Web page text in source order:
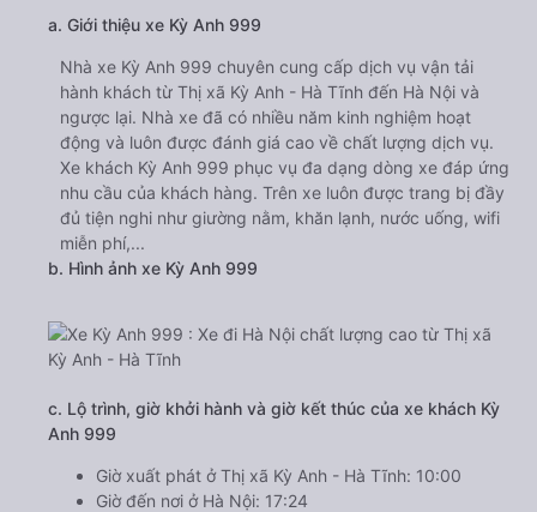
a. Giới thiệu xe Kỳ Anh 999
Nhà xe Kỳ Anh 999 chuyên cung cấp dịch vụ vận tải
hành khách từ Thị xã Kỳ Anh - Hà Tĩnh đến Hà Nội và
ngược lại. Nhà xe đã có nhiều năm kinh nghiệm hoạt
động và luôn được đánh giá cao về chất lượng dịch vụ.
Xe khách Kỳ Anh 999 phục vụ đa dạng dòng xe đáp ứng
nhu cầu của khách hàng. Trên xe luôn được trang bị đầy
đủ tiện nghi như giường nằm, khăn lạnh, nước uống, wifi
miễn phí,...
b. Hình ảnh xe Kỳ Anh 999
c. Lộ trình, giờ khởi hành và giờ kết thúc của xe khách Kỳ
Anh 999
Giờ xuất phát ở Thị xã Kỳ Anh - Hà Tĩnh: 10:00
Giờ đến nơi ở Hà Nội: 17:24